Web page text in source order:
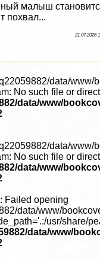
малыш
похвал...
21 07 2026
data/www/
No such file or
data/www/
data/www/
No such file or
data/www/
Failed opening
data/www/
usr/share/
data/www/